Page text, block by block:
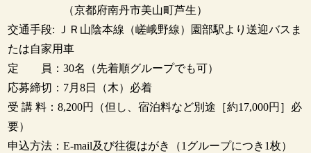
（京都府南丹市美山町芦生）
交通手段: ＪＲ山陰本線（嵯峨野線）園部駅より送迎バスま
たは自家用車
定 員：30名（先着順グループでも可）
応募締切：7月8日（木）必着
受 講 料：8,200円（但し、宿泊料など別途［約17,000円］必
要）
申込方法：E-mail及び往復はがき（1グループにつき1枚）